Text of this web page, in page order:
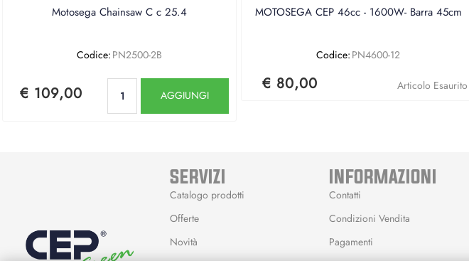
Motosega Chainsaw C c 25.4
Codice: PN2500-2B
€ 109,00 AGGIUNGI
MOTOSEGA CEP 46cc - 1600W- Barra 45cm
Codice: PN4600-12
€ 80,00 Articolo Esaurito
SERVIZI
Catalogo prodotti
Offerte
Novità
INFORMAZIONI
Contatti
Condizioni Vendita
Pagamenti